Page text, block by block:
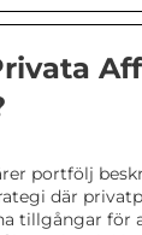
portfölj
där
tillgångar för